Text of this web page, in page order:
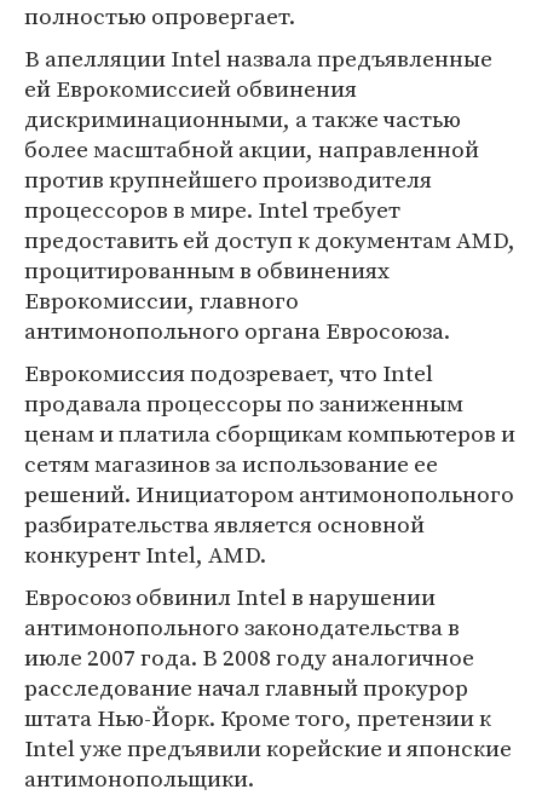
полностью опровергает.
В апелляции Intel назвала предъявленные
ей Еврокомиссией обвинения
дискриминационными, а также частью
более масштабной акции, направленной
против крупнейшего производителя
процессоров в мире. Intel требует
предоставить ей доступ к документам AMD,
процитированным в обвинениях
Еврокомиссии, главного
антимонопольного органа Евросоюза.
Еврокомиссия подозревает, что Intel
продавала процессоры по заниженным
ценам и платила сборщикам компьютеров и
сетям магазинов за использование ее
решений. Инициатором антимонопольного
разбирательства является основной
конкурент Intel, AMD.
Евросоюз обвинил Intel в нарушении
антимонопольного законодательства в
июле 2007 года. В 2008 году аналогичное
расследование начал главный прокурор
штата Нью-Йорк. Кроме того, претензии к
Intel уже предъявили корейские и японские
антимонопольщики.